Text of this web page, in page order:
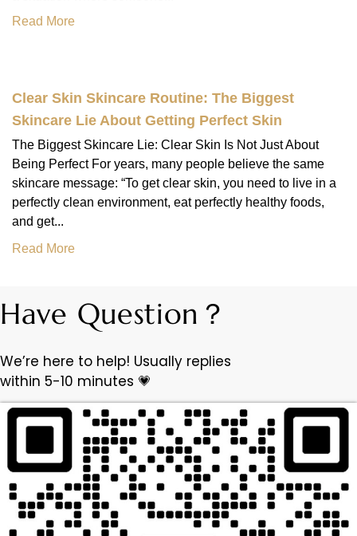
Read More
Clear Skin Skincare Routine: The Biggest
Skincare Lie About Getting Perfect Skin
The Biggest Skincare Lie: Clear Skin Is Not Just About
Being Perfect For years, many people believe the same
skincare message: “To get clear skin, you need to live in a
perfectly clean environment, eat perfectly healthy foods,
and get...
Read More
Have Question？
We’re here to help! Usually replies
within 5-10 minutes 💗